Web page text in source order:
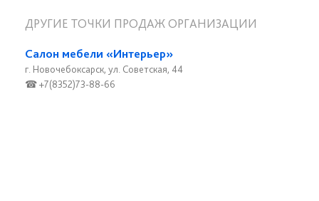
ДРУГИЕ ТОЧКИ ПРОДАЖ ОРГАНИЗАЦИИ
Салон мебели «Интерьер»
г. Новочебоксарск, ул. Советская, 44
☎ +7(8352)73-88-66